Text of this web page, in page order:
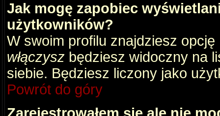
Jak mogę zapobiec
użytkowników?
W swoim profilu znajdziesz opcję
włączysz będziesz widoczny na
siebie. Będziesz liczony jako
Powrót do góry